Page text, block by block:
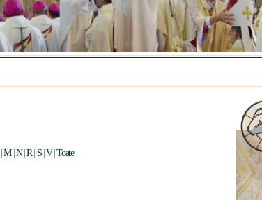
|M N |R S V |Toate